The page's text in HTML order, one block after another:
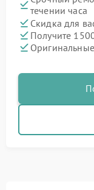
течении часа
Скидка для
Получите